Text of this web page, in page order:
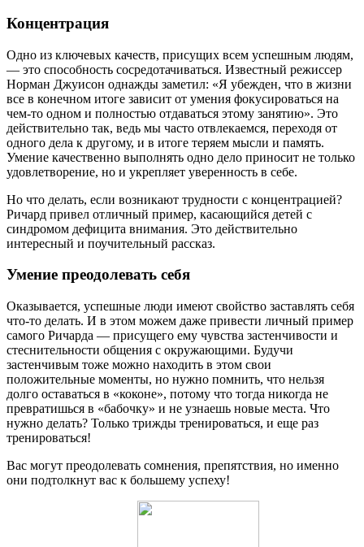
Концентрация
Одно из ключевых качеств, присущих всем успешным людям,
— это способность сосредотачиваться. Известный режиссер
Норман Джуисон однажды заметил: «Я убежден, что в жизни
все в конечном итоге зависит от умения фокусироваться на
чем-то одном и полностью отдаваться этому занятию». Это
действительно так, ведь мы часто отвлекаемся, переходя от
одного дела к другому, и в итоге теряем мысли и память.
Умение качественно выполнять одно дело приносит не только
удовлетворение, но и укрепляет уверенность в себе.
Но что делать, если возникают трудности с концентрацией?
Ричард привел отличный пример, касающийся детей с
синдромом дефицита внимания. Это действительно
интересный и поучительный рассказ.
Умение преодолевать себя
Оказывается, успешные люди имеют свойство заставлять себя
что-то делать. И в этом можем даже привести личный пример
самого Ричарда — присущего ему чувства застенчивости и
стеснительности общения с окружающими. Будучи
застенчивым тоже можно находить в этом свои
положительные моменты, но нужно помнить, что нельзя
долго оставаться в «коконе», потому что тогда никогда не
превратишься в «бабочку» и не узнаешь новые места. Что
нужно делать? Только трижды тренироваться, и еще раз
тренироваться!
Вас могут преодолевать сомнения, препятствия, но именно
они подтолкнут вас к большему успеху!